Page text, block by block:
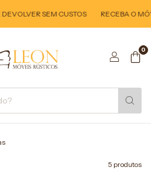
SEM CUSTOS RECEBA O
0
5 produtos